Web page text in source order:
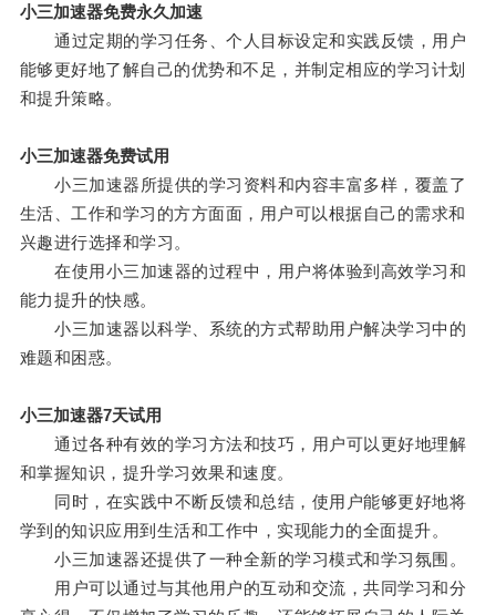
小三加速器免费永久加速
通过定期的学习任务、个人目标设定和实践反馈，用户
能够更好地了解自己的优势和不足，并制定相应的学习计划
和提升策略。
小三加速器免费试用
小三加速器所提供的学习资料和内容丰富多样，覆盖了
生活、工作和学习的方方面面，用户可以根据自己的需求和
兴趣进行选择和学习。
在使用小三加速器的过程中，用户将体验到高效学习和
能力提升的快感。
小三加速器以科学、系统的方式帮助用户解决学习中的
难题和困惑。
小三加速器7天试用
通过各种有效的学习方法和技巧，用户可以更好地理解
和掌握知识，提升学习效果和速度。
同时，在实践中不断反馈和总结，使用户能够更好地将
学到的知识应用到生活和工作中，实现能力的全面提升。
小三加速器还提供了一种全新的学习模式和学习氛围。
用户可以通过与其他用户的互动和交流，共同学习和分